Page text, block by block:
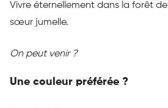
Vivre éternellement dans la forêt de
sœur jumelle.
On peut venir ?
Une couleur préférée ?